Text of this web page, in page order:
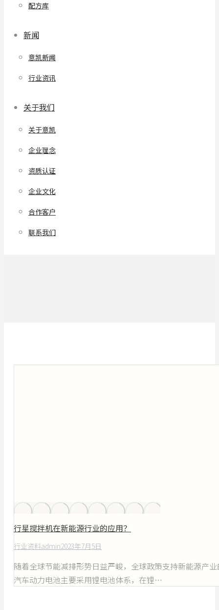
配方库
新闻
意凯新闻
行业资讯
关于我们
关于意凯
企业理念
资质认证
企业文化
合作客户
联系我们
行星搅拌机在新能源行业的应用？
行业资料admin2023年7月5日
随着全球节能减排形势日益严峻，全球政策支持新能源产
汽车动力电池主要采用锂电池体系，在锂…